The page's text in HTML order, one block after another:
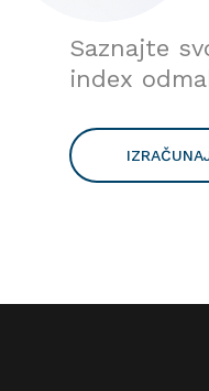
Saznajte
index